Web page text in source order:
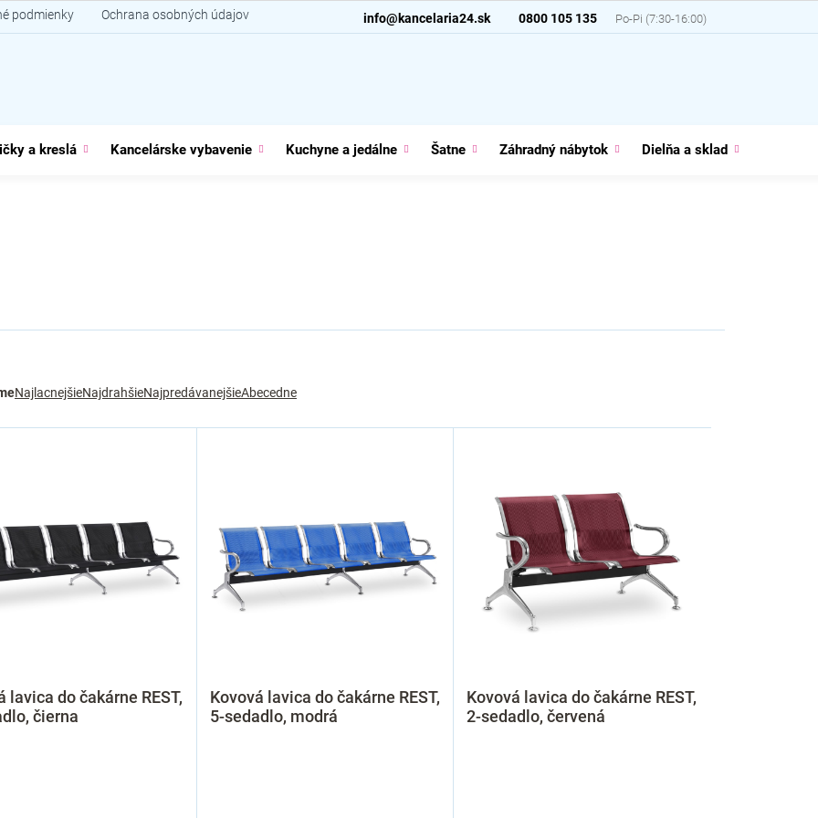
0800 105 135
info@kancelaria24.sk
podmienky Ochrana osobných údajov
a kreslá Kancelárske vybavenie Kuchyne a jedálne Šatne Záhradný nábytok Dielňa a sklad
NajlacnejšieNajdrahšieNajpredávanejšieAbecedne
lavica do čakárne REST,
čierna
Kovová lavica do čakárne REST,
5-sedadlo, modrá
Kovová lavica do čakárne REST,
2-sedadlo, červená